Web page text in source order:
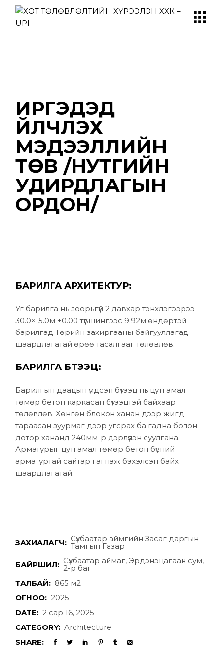
content
ИРГЭДЭД
ҮЙЛЧЛЭХ
МЭДЭЭЛЛИЙН
ТӨВ /НУТГИЙН
УДИРДЛАГЫН
ОРДОН/
БАРИЛГА АРХИТЕКТУР:
Уг барилга нь зоорьгүй 2 давхар тэнхлэгээрээ
30.0×15.0м ±0.00 түвшингээс 9.92м өндөртэй
барилгад Төрийн захиргааны байгууллагад
шаардлагатай өрөө тасалгааг төлөвлөв.
БАРИЛГА БҮТЭЭЦ:
Барилгын даацын үндсэн бүтээц нь цутгамал
төмөр бетон каркасан бүтээцтэй байхаар
төлөвлөв. Хөнгөн блокон ханан дээр жигд
тараасан зуурмаг дээр угсрах ба гадна болон
дотор хананд 240мм-р дэрлүүлэн суулгана.
Арматурыг цутгамал төмөр бетон бүсний
арматуртай сайтар гагнаж бэхэлсэн байх
шаардлагатай.
ЗАХИАЛАГЧ: Сүхбаатар аймгийн Засаг даргын
Тамгын Газар
БАЙРШИЛ: Сүхбаатар аймаг, Эрдэнэцагаан сум,
2-р баг
ТАЛБАЙ: 865 м2
ОГНОО: 2025
DATE: 2 сар 16, 2025
CATEGORY: Architecture
SHARE: